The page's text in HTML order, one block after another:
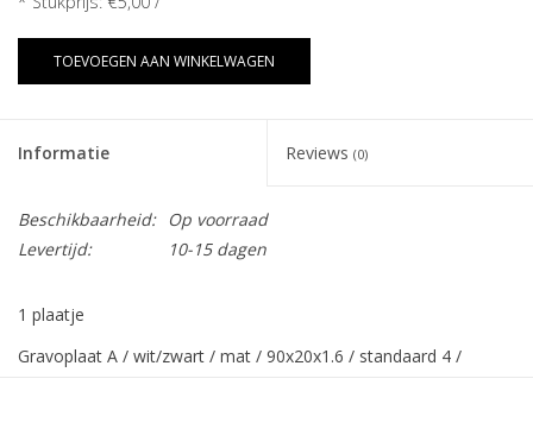
TOEVOEGEN AAN WINKELWAGEN
Informatie Reviews (0)
Beschikbaarheid:
Op voorraad
Levertijd:
10-15 dagen
1 plaatje
Gravoplaat A / wit/zwart / mat / 90x20x1.6 / standaard 4 /